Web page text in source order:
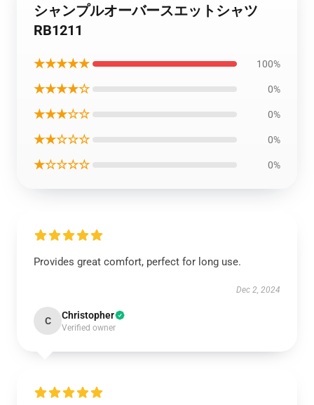
シャンプルオーバースエットシャツ
RB1211
★★★★★ 100%
★★★★☆ 0%
★★★☆☆ 0%
★★☆☆☆ 0%
★☆☆☆☆ 0%
Provides great comfort, perfect for long use.
Dec 2, 2024
C Christopher
Verified owner